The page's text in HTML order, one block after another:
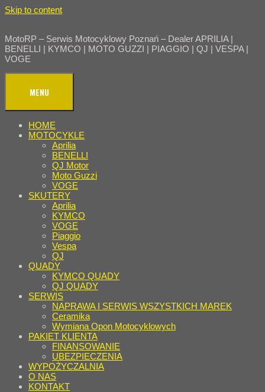
Skip to content
MotoRP – Serwis Motocyklowy Poznań – Dealer APRILIA |
BENELLI | KYMCO | MOTO GUZZI | PIAGGIO | QJ | VESPA |
VOGE
MENU
HOME
MOTOCYKLE
Aprilia
BENELLI
QJ Motor
Moto Guzzi
VOGE
SKUTERY
Aprilia
KYMCO
VOGE
Piaggio
Vespa
QJ
QUADY
KYMCO QUADY
QJ QUADY
SERWIS
NAPRAWA I SERWIS WSZYSTKICH MAREK
Ceramika
Wymiana Opon Motocyklowych
PAKIET KLIENTA
FINANSOWANIE
UBEZPIECZENIA
WYPOŻYCZALNIA
O NAS
KONTAKT